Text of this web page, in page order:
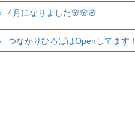
4月になりました🌸🌸🌸
つながりひろばはOpenしてます！